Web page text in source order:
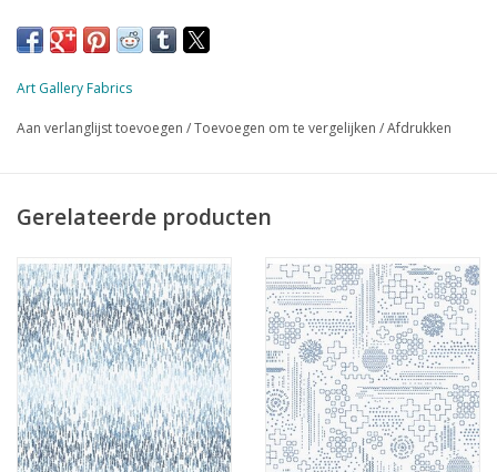
Art Gallery Fabrics
Aan verlanglijst toevoegen /Toevoegen om te vergelijken /Afdrukken
Gerelateerde producten